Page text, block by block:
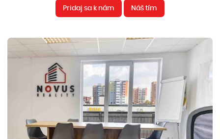
Pridaj sa k nám Náš tím